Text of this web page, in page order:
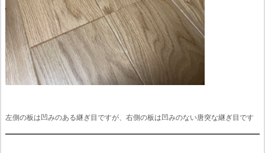
左側の板は凹みのある継ぎ目ですが、右側の板は凹みのない唐突な継ぎ目です